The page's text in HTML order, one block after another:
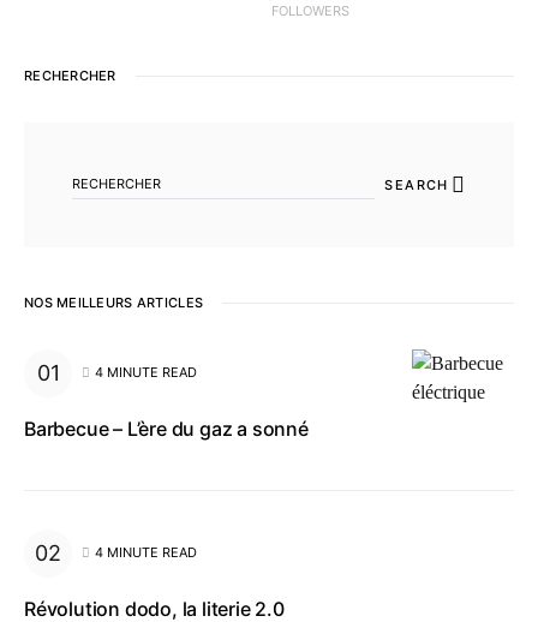
FOLLOWERS
RECHERCHER
SEARCH
NOS MEILLEURS ARTICLES
4 MINUTE READ
Barbecue – L’ère du gaz a sonné
4 MINUTE READ
Révolution dodo, la literie 2.0